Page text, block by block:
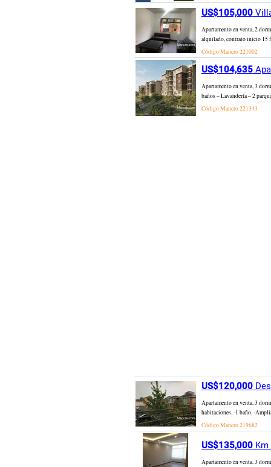
US$105,000
Apartamento en venta, 2
alquilado, contrato inicio 15
Código Mancro221002
US$104,635
Apartamento en venta, 3
baños – Lavandería – 2
Código Mancro221343
US$120,000
Apartamento en venta, 3
habitaciones. -1 baño. -
Código Mancro219682
US$135,000Km
Apartamento en venta, 3